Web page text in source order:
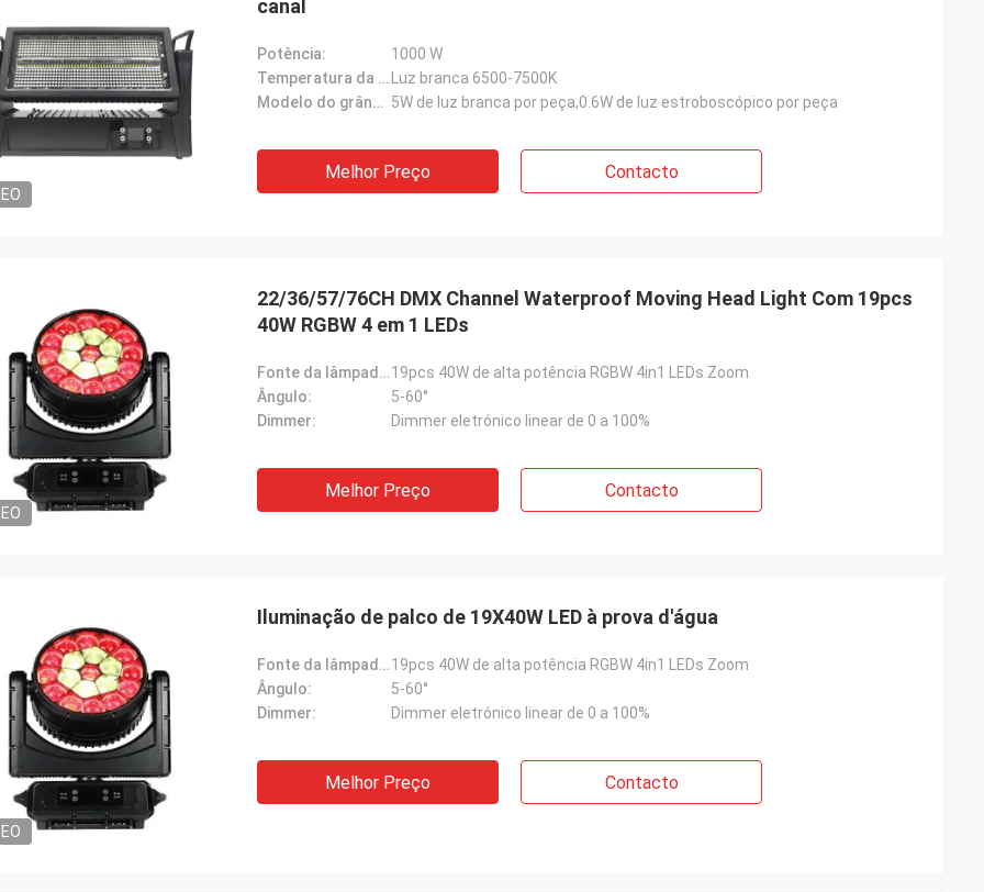
canal
Potência:
1000 W
Temperatura da cor:
Luz branca 6500-7500K
Modelo do grânulo da lâmpada: 5W de luz branca por peça,0.6W de luz estroboscópico por peça
Melhor Preço Contacto
22/36/57/76CH DMX Channel Waterproof Moving Head Light Com 19pcs
40W RGBW 4 em 1 LEDs
Fonte da lâmpada:19pcs 40W de alta potência RGBW 4in1 LEDs Zoom
Ângulo:
5-60°
Dimmer:
Dimmer eletrónico linear de 0 a 100%
Melhor Preço Contacto
Iluminação de palco de 19X40W LED à prova d'água
Fonte da lâmpada:19pcs 40W de alta potência RGBW 4in1 LEDs Zoom
Ângulo:
5-60°
Dimmer:
Dimmer eletrónico linear de 0 a 100%
Melhor Preço Contacto